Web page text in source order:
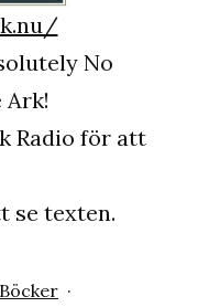
No
Ark!
Radio för att
se texten.